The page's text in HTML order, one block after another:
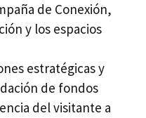
de Conexión,
y los espacios
estratégicas y
de fondos
del visitante a